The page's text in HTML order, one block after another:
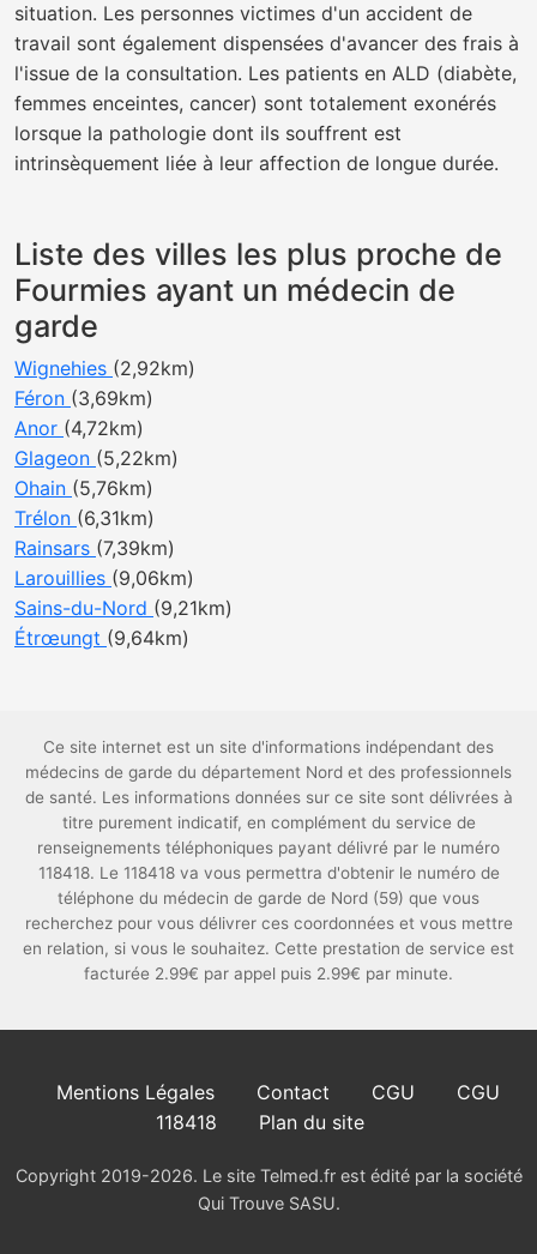
situation. Les personnes victimes d'un accident de
travail sont également dispensées d'avancer des frais à
l'issue de la consultation. Les patients en ALD (diabète,
femmes enceintes, cancer) sont totalement exonérés
lorsque la pathologie dont ils souffrent est
intrinsèquement liée à leur affection de longue durée.
Liste des villes les plus proche de
Fourmies ayant un médecin de
garde
Wignehies (2,92km)
Féron (3,69km)
Anor (4,72km)
Glageon (5,22km)
Ohain (5,76km)
Trélon (6,31km)
Rainsars (7,39km)
Larouillies (9,06km)
Sains-du-Nord (9,21km)
Étrœungt (9,64km)
Ce site internet est un site d'informations indépendant des
médecins de garde du département Nord et des professionnels
de santé. Les informations données sur ce site sont délivrées à
titre purement indicatif, en complément du service de
renseignements téléphoniques payant délivré par le numéro
118418. Le 118418 va vous permettra d'obtenir le numéro de
téléphone du médecin de garde de Nord (59) que vous
recherchez pour vous délivrer ces coordonnées et vous mettre
en relation, si vous le souhaitez. Cette prestation de service est
facturée 2.99€ par appel puis 2.99€ par minute.
Mentions Légales Contact CGU
CGU
118418
Plan du site
Copyright 2019-2026. Le site Telmed.fr est édité par la société
Qui Trouve SASU.